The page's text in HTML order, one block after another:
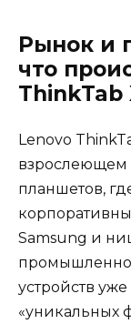
Рынок и
что
ThinkTab
Lenovo
взрослеющем
планшетов,
Samsung и
устройств
«уникальных